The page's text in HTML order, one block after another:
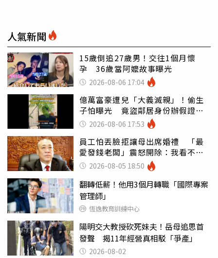
人氣新聞
15歲倒追27歲男！交往1個月懷
孕 36歲當阿嬤故事曝光
2026-08-06 17:04
億萬富豪遭兒「大義滅親」！偷生
子怕曝光 竟盜鄰居身份辦假證落
戶 2026-08-06 17:53
員工怕丟臉拒讓母出席婚禮 「最
愛發錢老闆」震怒開除：我看不起
你 2026-08-05 18:50
翻轉低薪！他用3個月轉職「國際專案
管理師」
恆逸教育訓練中心
陽明交大教授砍死妹夫！岳母追思首
發聲 揭11年經營真相駁「爭產」
2026-08-02